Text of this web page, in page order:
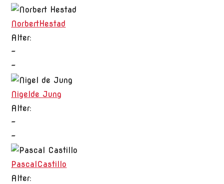
NorbertHestad
Alter:
-
-
Nigelde Jung
Alter:
-
-
Pascal Castillo
Alter: